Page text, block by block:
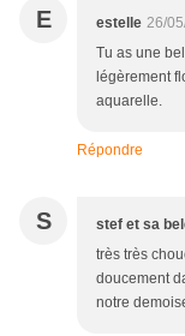
E estelle 26/
Tu as une
légèrement
aquarelle.
Répondre
S stef et sa
très très
doucement
notre